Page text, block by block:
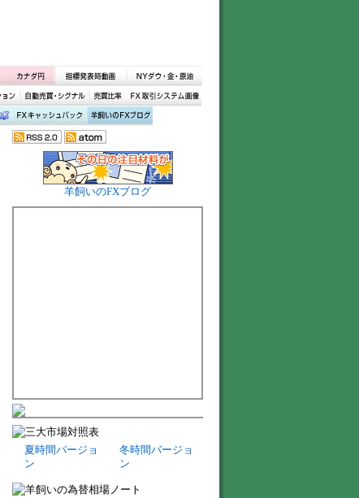
羊飼いのFXブログ
夏時間バージョ
ン
冬時間バージョ
ン